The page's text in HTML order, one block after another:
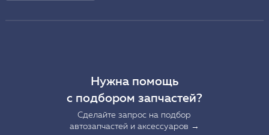
Нужна помощь
с подбором запчастей?
Сделайте запрос на подбор
автозапчастей и аксессуаров →